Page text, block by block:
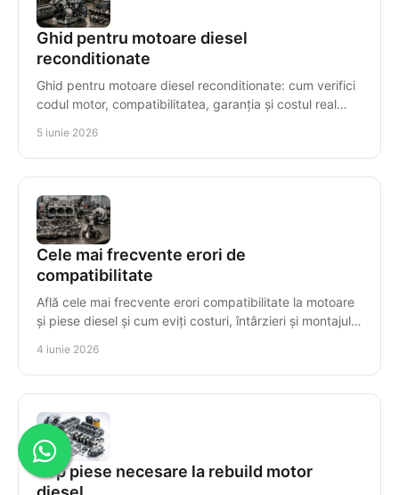
Ghid pentru motoare diesel
reconditionate
Ghid pentru motoare diesel reconditionate: cum verifici
codul motor, compatibilitatea, garanția și costul real
5 iunie 2026
Cele mai frecvente erori de
compatibilitate
Află cele mai frecvente erori compatibilitate la motoare
și piese diesel și cum eviți costuri, întârzieri și montajul
4 iunie 2026
Top piese necesare la rebuild motor